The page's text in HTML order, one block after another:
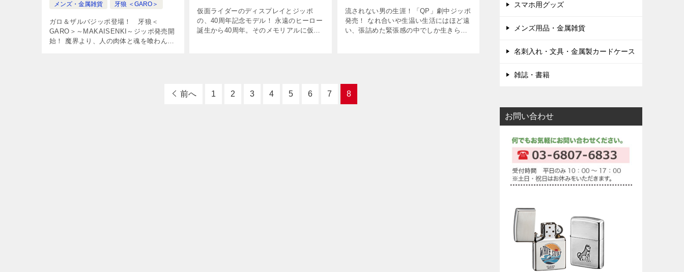
メンズ・金属雑貨
牙狼 ＜GARO＞
ガロ＆ザルバジッポ登場！ 牙狼＜
GARO＞～MAKAISENKI～ジッポ発売開
始！ 魔界より、人の肉体と魂を喰わんと
仮面ライダーのディスプレイとジッポ
の、40周年記念モデル！ 永遠のヒーロー
誕生から40周年。そのメモリアルに仮面
流されない男の生涯！「QP」劇中ジッポ
発売！ なれ合いや生温い生活にはほど遠
い、張詰めた緊張感の中でしか生きられ
前へ 1 2 3 4 5 6 7 8
スマホ用グッズ
メンズ用品・金属雑貨
名刺入れ・文具・金属製カードケース
雑誌・書籍
お問い合わせ